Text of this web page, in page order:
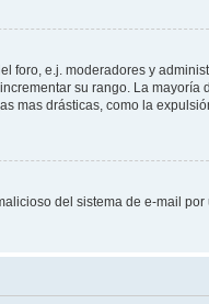
foro, e.j. moderadores y
su rango. La mayoría
mas drásticas, como la
del sistema de e-mail